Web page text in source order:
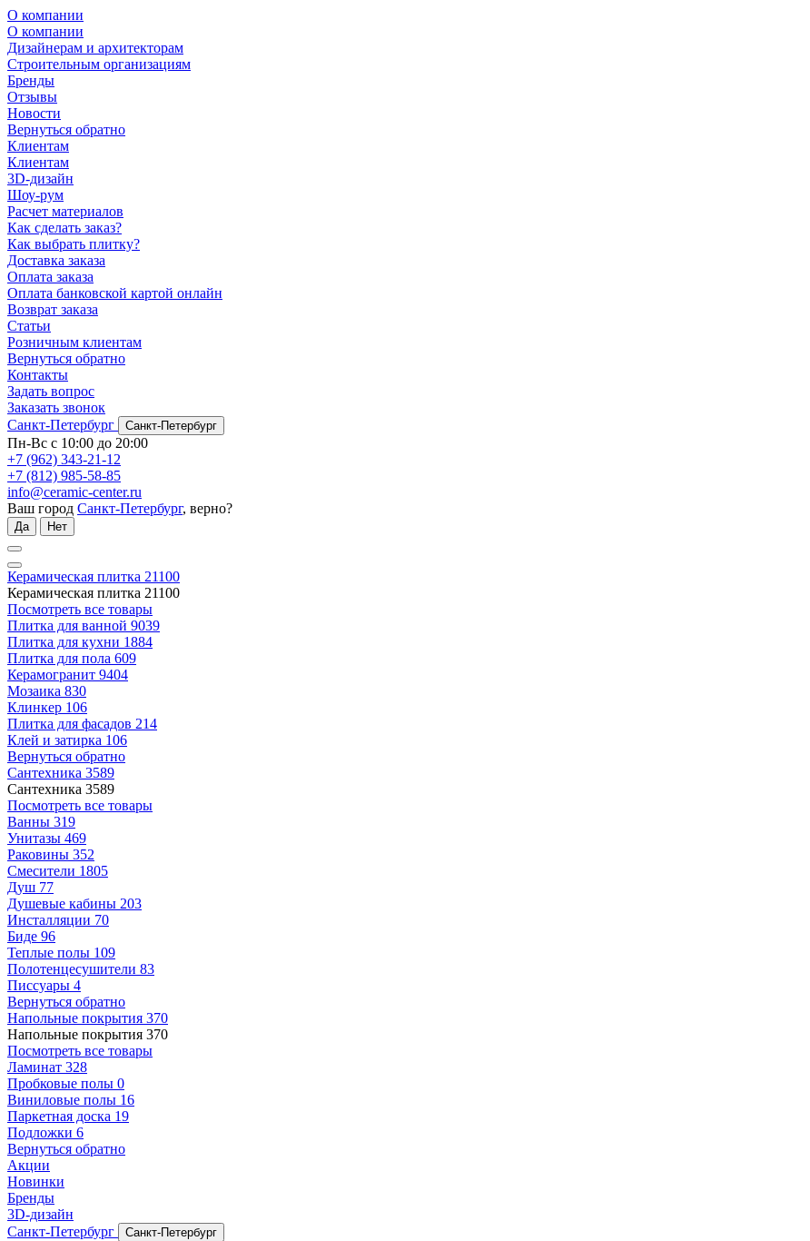
О компании
О компании
Дизайнерам и архитекторам
Строительным организациям
Бренды
Отзывы
Новости
Вернуться обратно
Клиентам
Клиентам
3D-дизайн
Шоу-рум
Расчет материалов
Как сделать заказ?
Как выбрать плитку?
Доставка заказа
Оплата заказа
Оплата банковской картой онлайн
Возврат заказа
Статьи
Розничным клиентам
Вернуться обратно
Контакты
Задать вопрос
Заказать звонок
Санкт-Петербург
Санкт-Петербург
Пн-Вс с 10:00 до 20:00
+7 (962) 343-21-12
+7 (812) 985-58-85
info@ceramic-center.ru
Ваш город Санкт-Петербург, верно?
Да Нет
Керамическая плитка 21100
Керамическая плитка 21100
Посмотреть все товары
Плитка для ванной 9039
Плитка для кухни 1884
Плитка для пола 609
Керамогранит 9404
Мозаика 830
Клинкер 106
Плитка для фасадов 214
Клей и затирка 106
Вернуться обратно
Сантехника 3589
Сантехника 3589
Посмотреть все товары
Ванны 319
Унитазы 469
Раковины 352
Смесители 1805
Душ 77
Душевые кабины 203
Инсталляции 70
Биде 96
Теплые полы 109
Полотенцесушители 83
Писсуары 4
Вернуться обратно
Напольные покрытия 370
Напольные покрытия 370
Посмотреть все товары
Ламинат 328
Пробковые полы 0
Виниловые полы 16
Паркетная доска 19
Подложки 6
Вернуться обратно
Акции
Новинки
Бренды
3D-дизайн
Санкт-Петербург
Санкт-Петербург